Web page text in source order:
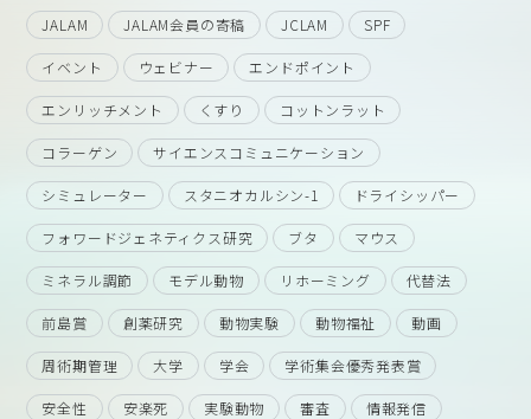
JALAM JALAM会員の寄稿 JCLAM SPF
イベント ウェビナー エンドポイント
エンリッチメント くすり コットンラット
コラーゲン サイエンスコミュニケーション
シミュレーター スタニオカルシン-1 ドライシッパー
フォワードジェネティクス研究 ブタ マウス
ミネラル調節 モデル動物 リホーミング 代替法
前島賞 創薬研究 動物実験 動物福祉 動画
周術期管理 大学 学会 学術集会優秀発表賞
安全性 安楽死 実験動物 審査 情報発信